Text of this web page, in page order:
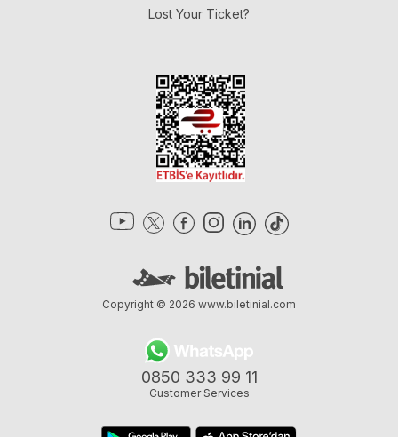
Lost Your Ticket?
0850 333 99 11
Customer Services
Copyright © 2026 www.biletinial.com